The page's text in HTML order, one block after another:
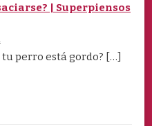
| Superpiensos
perro está gordo? […]